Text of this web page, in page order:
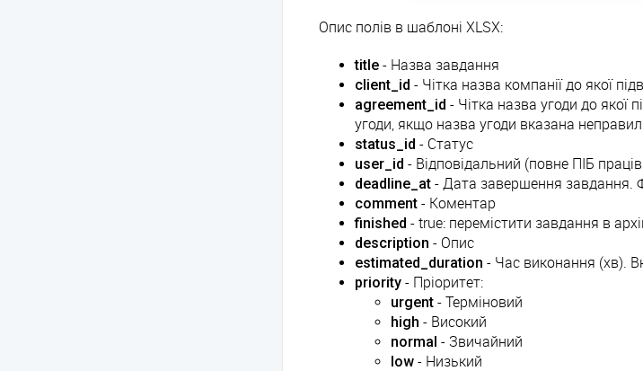
Опис полів в шаблоні XLSX:
title- Назва завдання
client_id - Чітка назва компанії до якої
agreement_id - Чітка назва угоди до якої
угоди, якщо назва угоди вказана
status_id - Статус
user_id - Відповідальний (повне ПІБ
deadline_at- Дата завершення завдання.
comment- Коментар
finished - true: перемістити завдання в
description - Опис
estimated_duration - Час виконання (хв).
priority- Пріоритет:
urgent- Терміновий
high - Високий
normal - Звичайний
low- Низький